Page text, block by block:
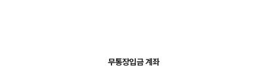
무통장입금 계좌